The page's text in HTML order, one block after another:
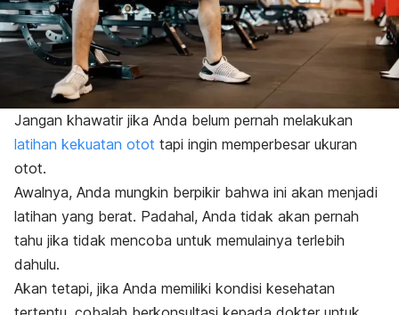
Jangan khawatir jika Anda belum pernah melakukan
latihan kekuatan otot tapi ingin memperbesar ukuran
otot.
Awalnya, Anda mungkin berpikir bahwa ini akan menjadi
latihan yang berat. Padahal, Anda tidak akan pernah
tahu jika tidak mencoba untuk memulainya terlebih
dahulu.
Akan tetapi, jika Anda memiliki kondisi kesehatan